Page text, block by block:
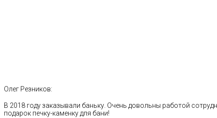
Олег Резников:
В 2018 году заказывали баньку. Очень довольны работой
подарок печку-каменку для бани!